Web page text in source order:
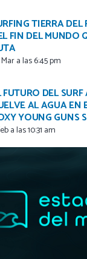
TIERRA
FIN DEL MUNDO
a las 6:45 pm
FUTURO DEL
AL AGUA EN
YOUNG GUNS
a las 10:31 am